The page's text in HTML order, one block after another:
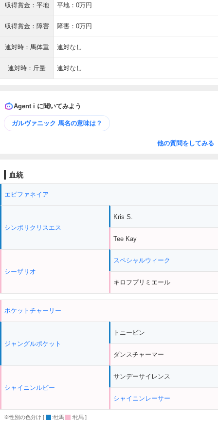
収得賞金：平地 平地：0万円
収得賞金：障害 障害：0万円
連対時：馬体重 連対なし
連対時：斤量 連対なし
Agent i に聞いてみよう
ガルヴァニック 馬名の意味は？
他の質問をしてみる
血統
エピファネイア
シンボリクリスエス
シーザリオ
Kris S.
Tee Kay
スペシャルウィーク
キロフプリミエール
ポケットチャーリー
ジャングルポケット
シャイニンルビー
トニービン
ダンスチャーマー
サンデーサイレンス
シャイニンレーサー
※性別の色分け [ :牡馬 :牝馬 ]